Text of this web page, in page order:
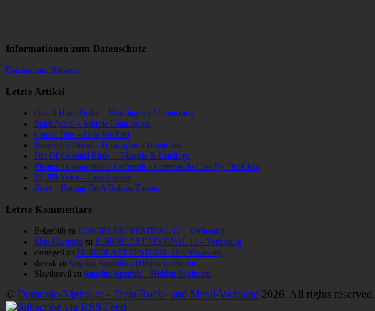
Informationen zum Datenschutz
Datenschutz-Hinweis
Letzte Artikel
Occult Hand Order – Meaningless Monuments
Spirit Adrift – Infinite Illumination
Cancer Bats – Give Me Dirt
Temple Of Dread – Dreadspawn Dominion
Din Of Celestial Birds – Takeoffs & Landings
Phantom Corporation / Catbreath – Commando / Die By The Claw
10,000 Years – Esox Lucifer
Zerre – Rotting On A Golden Throne
Letzte Kommentare
Belzebub zu EUROBLAST FESTIVAL 11 – Verlosung
Max Gregorio zu EUROBLAST FESTIVAL 11 – Verlosung
carnage9 zu EUROBLAST FESTIVAL 11 – Verlosung
dawak zu Angelus Apatrida – Hidden Evolution
Slaytheevil zu Angelus Apatrida – Hidden Evolution
© Demonic-Nights.at – Dein Rock- und Metal-Webzine 2026. All rights reserved.